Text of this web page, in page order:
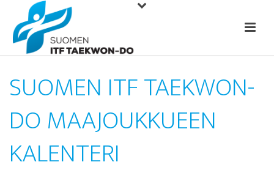
SUOMEN ITF TAEKWON-
DO MAAJOUKKUEEN
KALENTERI